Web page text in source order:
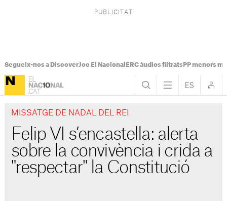
Segueix-nos a DiscoverJoc El Nacional ERC àudios filtratsPP menors
MISSATGE DE NADAL DEL REI
Felip VI s’encastella: alerta
sobre la convivència i crida a
"respectar" la Constitució